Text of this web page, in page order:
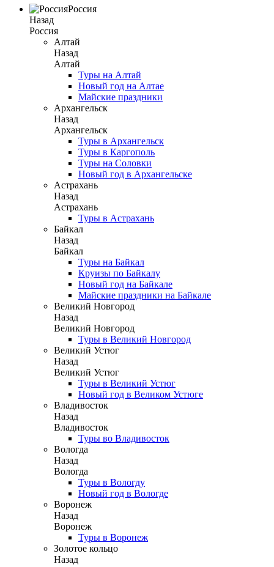
Россия
Назад
Россия
Алтай
Назад
Алтай
Туры на Алтай
Новый год на Алтае
Майские праздники
Архангельск
Назад
Архангельск
Туры в Архангельск
Туры в Каргополь
Туры на Соловки
Новый год в Архангельске
Астрахань
Назад
Астрахань
Туры в Астрахань
Байкал
Назад
Байкал
Туры на Байкал
Круизы по Байкалу
Новый год на Байкале
Майские праздники на Байкале
Великий Новгород
Назад
Великий Новгород
Туры в Великий Новгород
Великий Устюг
Назад
Великий Устюг
Туры в Великий Устюг
Новый год в Великом Устюге
Владивосток
Назад
Владивосток
Туры во Владивосток
Вологда
Назад
Вологда
Туры в Вологду
Новый год в Вологде
Воронеж
Назад
Воронеж
Туры в Воронеж
Золотое кольцо
Назад